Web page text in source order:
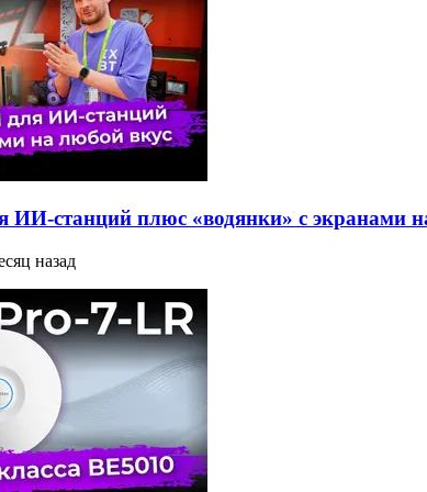
станций плюс «водянки» с экранами
назад